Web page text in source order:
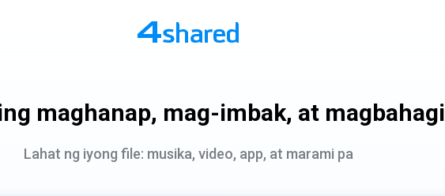
maghanap, mag-imbak, at magbahagi
Lahat ng iyong file: musika, video, app, at marami pa